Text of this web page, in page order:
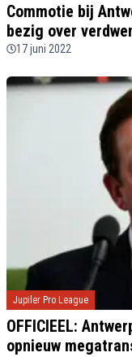
Commotie bij
bezig over
17 juni 2022
Jupiler Pro League
OFFICIEEL:
opnieuw